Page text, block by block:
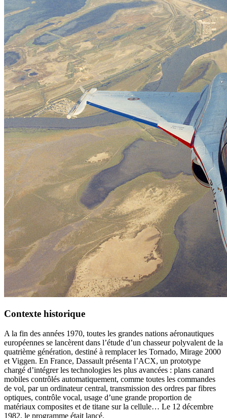
Contexte historique
A la fin des années 1970, toutes les grandes nations aéronautiques
européennes se lancèrent dans l’étude d’un chasseur polyvalent de la
quatrième génération, destiné à remplacer les Tornado, Mirage 2000
et Viggen. En France, Dassault présenta l’ACX, un prototype
chargé d’intégrer les technologies les plus avancées : plans canard
mobiles contrôlés automatiquement, comme toutes les commandes
de vol, par un ordinateur central, transmission des ordres par fibres
optiques, contrôle vocal, usage d’une grande proportion de
matériaux composites et de titane sur la cellule… Le 12 décembre
1982, le programme était lancé.